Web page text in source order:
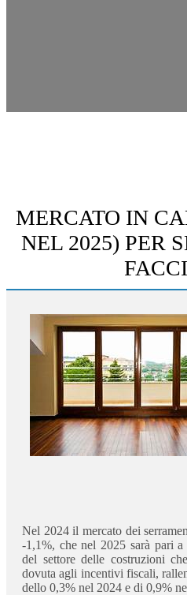
MERCATO IN
NEL 2025) PER
Nel 2024 il mercato dei
-1,1%, che nel 2025 sarà pari
del settore delle costruzioni
dovuta agli incentivi fiscali,
dello 0,3% nel 2024 e di 0,9%